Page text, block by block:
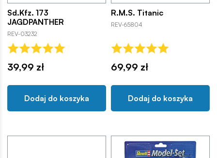
Sd.Kfz. 173
JAGDPANTHER
REV-03232
39,99 zł
Dodaj do koszyka
R.M.S. Titanic
REV-65804
69,99 zł
Dodaj do koszyka